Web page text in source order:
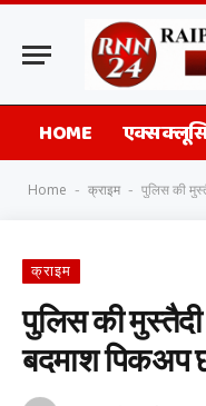
HOME
Home - क्राइम - पुलिस की
क्राइम
पुलिस की
बदमाश पिकअप